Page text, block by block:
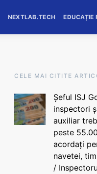
NEXTLAB.TECH EDUCAȚIE
CELE MAI CITITE
Șeful ISJ
inspectori
auxiliar
peste
acordați
navetei,
/